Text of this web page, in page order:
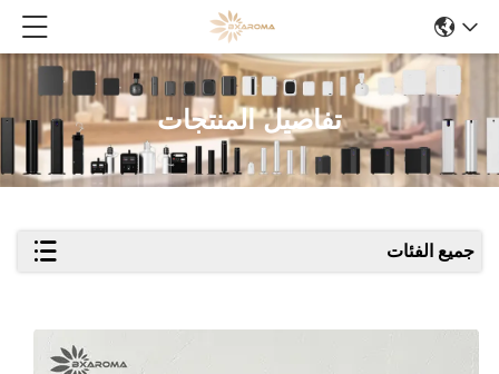
تفاصيل المنتجات
جميع الفئات